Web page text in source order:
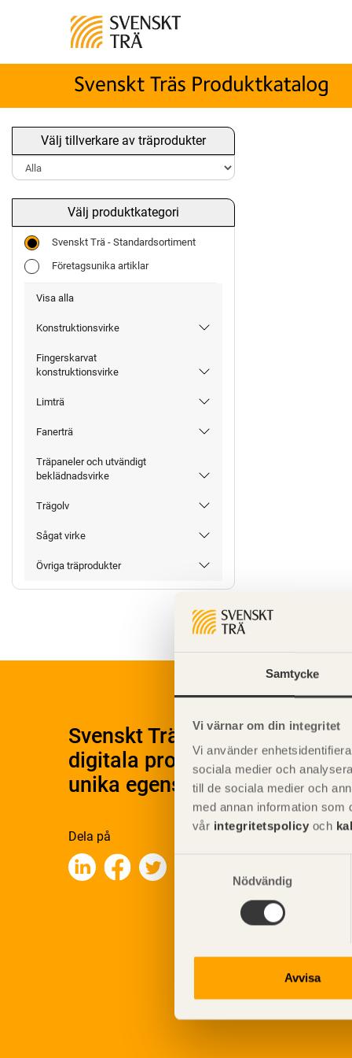
Samtycke
Vi värnar om din integritet
Vi använder
sociala medier och
till de sociala medier och
med annan information som
vår integritetspolicy och
Nödvändig
Avvisa
Välj tillverkare av träprodukter
Välj produktkategori
Svenskt Trä - Standardsortiment
Företagsunika artiklar
Visa alla
Konstruktionsvirke
Fingerskarvat
konstruktionsvirke
Limträ
Fanerträ
Träpaneler och utvändigt
beklädnadsvirke
Trägolv
Sågat virke
Övriga träprodukter
Svenskt Träs
digitala produktkatalog för
unika egenskaper.
Dela på